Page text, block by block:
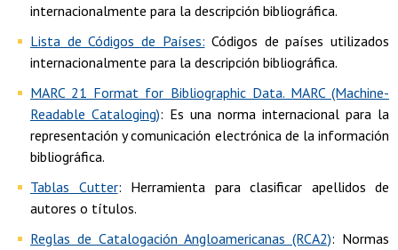
internacionalmente para la descripción bibliográfica.
Lista de Códigos de Países: Códigos de países utilizados
internacionalmente para la descripción bibliográfica.
MARC 21 Format for Bibliographic Data. MARC (Machine-
Readable Cataloging): Es una norma internacional para la
representación y comunicación electrónica de la información
bibliográfica.
Tablas Cutter: Herramienta para clasificar apellidos de
autores o títulos.
Reglas de Catalogación Angloamericanas (RCA2): Normas